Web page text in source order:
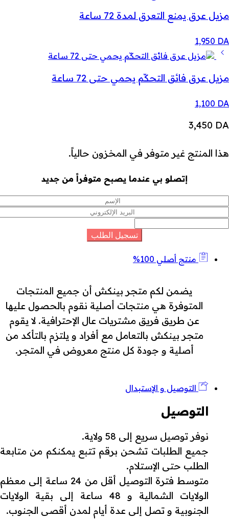
مزيل عرق يمنع التعرق لمدة 72 ساعة
1,950 DA
مزيل عرق فائق التحكّم يحمي حتى 72 ساعة
1,100 DA
3,450 DA
هذا المنتج غير متوفر في المخزون حالياً.
إتصلو بي عندما يصبح متوفراً من جديد
منتج أصلي 100%
يضمن لكم متجر بينكش أن جميع المنتجات
المتوفرة هي منتجات أصلية نقوم بالحصول عليها
عن طريق فريق مشتريات عال الإحترافية. لا يقوم
متجر بينكش بالتعامل مع أفراد و يلتزم بالتأكد من
أصلية و جودة كل منتج معروض في المتجر.
التوصيل و الإستبدال
التوصيل
نوفر توصيل سريع إلى 58 ولاية.
جميع الطلبات تشحن برقم تتبع يمكنكم من متابعة
الطلب حتى الإستلام.
متوسط فترة التوصيل أقل من 24 ساعة إلى معظم
الولايات الشمالية و 48 ساعة إلى بقية الولايات
الجنوبية و تصل إلى عدة أيام لمدن أقصى الجنوب.